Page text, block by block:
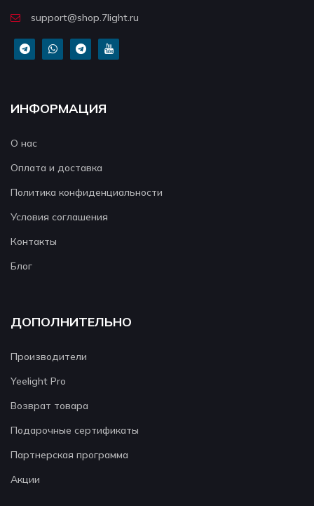
support@shop.7light.ru
ИНФОРМАЦИЯ
О нас
Оплата и доставка
Политика конфиденциальности
Условия соглашения
Контакты
Блог
ДОПОЛНИТЕЛЬНО
Производители
Yeelight Pro
Возврат товара
Подарочные сертификаты
Партнерская программа
Акции